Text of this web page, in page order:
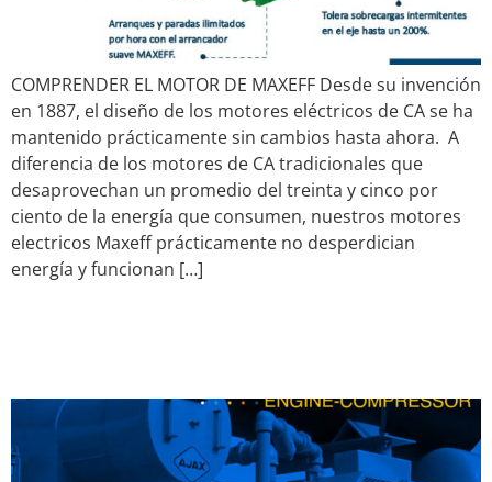
COMPRENDER EL MOTOR DE MAXEFF Desde su invención
en 1887, el diseño de los motores eléctricos de CA se ha
mantenido prácticamente sin cambios hasta ahora. A
diferencia de los motores de CA tradicionales que
desaprovechan un promedio del treinta y cinco por
ciento de la energía que consumen, nuestros motores
electricos Maxeff prácticamente no desperdician
energía y funcionan […]